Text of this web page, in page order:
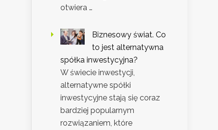
otwiera …
Biznesowy świat. Co
to jest alternatywna
spółka inwestycyjna?
W świecie inwestycji,
alternatywne spółki
inwestycyjne stają się coraz
bardziej popularnym
rozwiązaniem, które